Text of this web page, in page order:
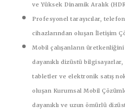
ve Yüksek Dinamik Aralık
Profesyonel tarayıcılar,
cihazlarından oluşan İletişim
Mobil çalışanların
dayanıklı dizüstü
tabletler ve elektronik satış
oluşan Kurumsal Mobil
dayanıklı ve uzun ömürlü